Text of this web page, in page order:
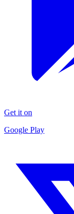
Get it on
Google Play